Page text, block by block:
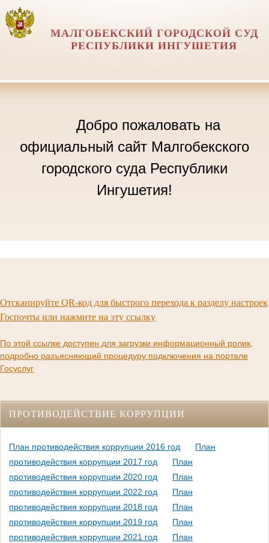
МАЛГОБЕКСКИЙ ГОРОДСКОЙ СУД
РЕСПУБЛИКИ ИНГУШЕТИЯ
Добро пожаловать на
официальный сайт Малгобекского
городского суда Республики
Ингушетия!
Отсканируйте QR-код для быстрого перехода к разделу настроек
Госпочты или нажмите на эту ссылку
По этой ссылке доступен для загрузки информационный ролик,
подробно разъясняющий процедуру подключения на портале
Госуслуг
ПРОТИВОДЕЙСТВИЕ КОРРУПЦИИ
План противодействия коррупции 2016 год
План
противодействия коррупции 2017 год
План
противодействия коррупции 2020 год
План
противодействия коррупции 2022 год
План
противодействия коррупции 2018 год
План
противодействия коррупции 2019 год
План
противодействия коррупции 2021 год
План